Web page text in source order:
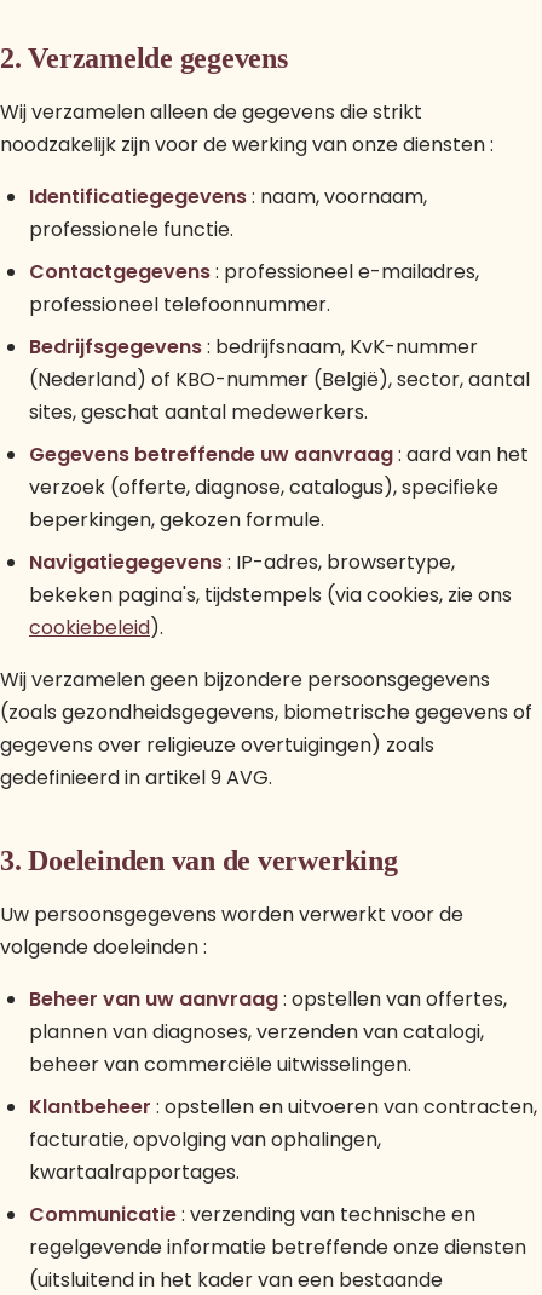
2. Verzamelde gegevens
Wij verzamelen alleen de gegevens die strikt
noodzakelijk zijn voor de werking van onze diensten :
Identificatiegegevens: naam, voornaam,
professionele functie.
Contactgegevens: professioneel e-mailadres,
professioneel telefoonnummer.
Bedrijfsgegevens: bedrijfsnaam, KvK-nummer
(Nederland) of KBO-nummer (België), sector, aantal
sites, geschat aantal medewerkers.
Gegevens betreffende uw aanvraag: aard van het
verzoek (offerte, diagnose, catalogus), specifieke
beperkingen, gekozen formule.
Navigatiegegevens: IP-adres, browsertype,
bekeken pagina's, tijdstempels (via cookies, zie ons
cookiebeleid).
Wij verzamelen geen bijzondere persoonsgegevens
(zoals gezondheidsgegevens, biometrische gegevens of
gegevens over religieuze overtuigingen) zoals
gedefinieerd in artikel 9 AVG.
3. Doeleinden van de verwerking
Uw persoonsgegevens worden verwerkt voor de
volgende doeleinden :
Beheer van uw aanvraag: opstellen van offertes,
plannen van diagnoses, verzenden van catalogi,
beheer van commerciële uitwisselingen.
Klantbeheer : opstellen en uitvoeren van contracten,
facturatie, opvolging van ophalingen,
kwartaalrapportages.
Communicatie: verzending van technische en
regelgevende informatie betreffende onze diensten
(uitsluitend in het kader van een bestaande